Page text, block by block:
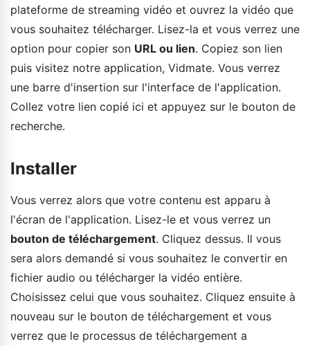
plateforme de streaming vidéo et ouvrez la vidéo que
vous souhaitez télécharger. Lisez-la et vous verrez une
option pour copier son URL ou lien. Copiez son lien
puis visitez notre application, Vidmate. Vous verrez
une barre d'insertion sur l'interface de l'application.
Collez votre lien copié ici et appuyez sur le bouton de
recherche.
Installer
Vous verrez alors que votre contenu est apparu à
l'écran de l'application. Lisez-le et vous verrez un
bouton de téléchargement. Cliquez dessus. Il vous
sera alors demandé si vous souhaitez le convertir en
fichier audio ou télécharger la vidéo entière.
Choisissez celui que vous souhaitez. Cliquez ensuite à
nouveau sur le bouton de téléchargement et vous
verrez que le processus de téléchargement a